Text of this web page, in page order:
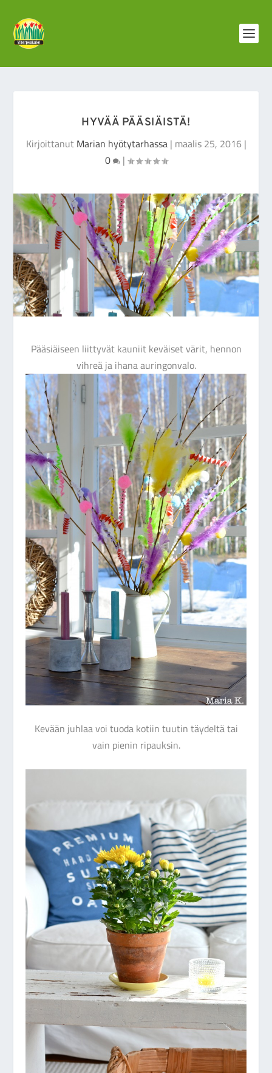
HYVÄÄ PÄÄSIÄISTÄ!
Kirjoittanut Marian hyötytarhassa| maalis 25, 2016|
0
|
Pääsiäiseen liittyvät kauniit keväiset värit, hennon
vihreä ja ihana auringonvalo.
Kevään juhlaa voi tuoda kotiin tuutin täydeltä tai
vain pienin ripauksin.